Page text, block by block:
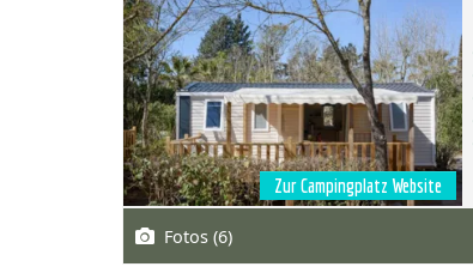
Zur Campingplatz Website
Fotos (6)